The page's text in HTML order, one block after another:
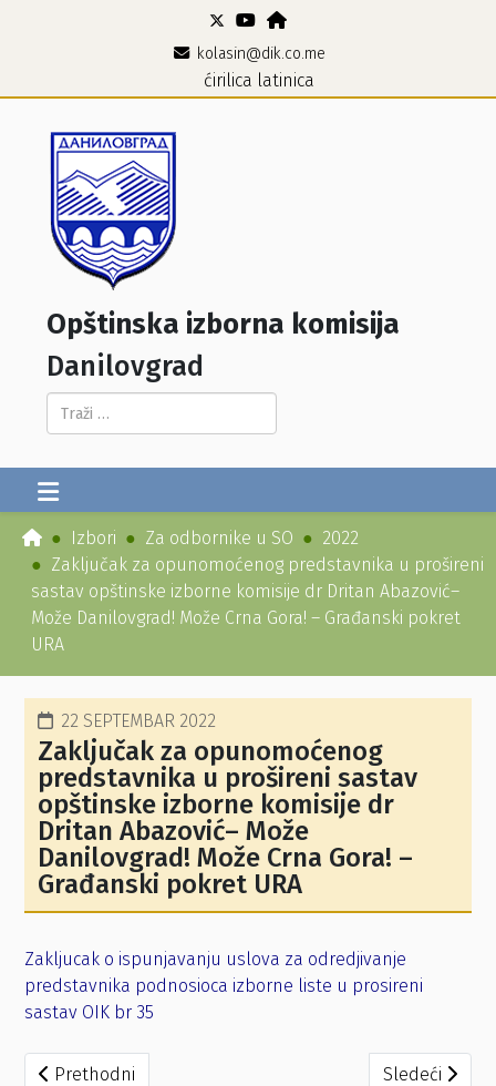
kolasin@dik.co.me
ćirilica latinica
Opštinska izborna komisija
Danilovgrad
Pretraga...
Izbori Za odbornike u SO
2022
Zaključak za opunomoćenog predstavnika u prošireni
sastav opštinske izborne komisije dr Dritan Abazović–
Može Danilovgrad! Može Crna Gora! – Građanski pokret
URA
22 SEPTEMBAR 2022
Zaključak za opunomoćenog
predstavnika u prošireni sastav
opštinske izborne komisije dr
Dritan Abazović– Može
Danilovgrad! Može Crna Gora! –
Građanski pokret URA
Zakljucak o ispunjavanju uslova za odredjivanje
predstavnika podnosioca izborne liste u prosireni
sastav OIK br 35
Prethodni članak: Zaključak o otklanjanju nedostataka
Prethodni Sledeći
Sledeći